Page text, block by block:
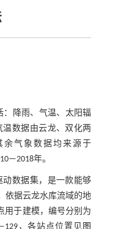
：降雨、气温、太阳辐
数据由云龙、双化两
余气象数据均来源于
年。
动数据集，是一款能够
依据云龙水库流域的地
用于建模，编号分别为
，各站点位置见 图